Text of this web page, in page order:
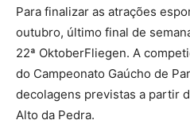
Para finalizar as atrações
outubro, último final de
22ª OktoberFliegen. A
do Campeonato Gaúcho de
decolagens previstas a partir
Alto da Pedra.